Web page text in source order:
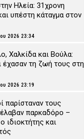
Ηλεία: 31χρονη
υπέστη κάταγμα στον
2026 23:34
Χαλκίδα και Βούλα:
έχασαν τη ζωή τους στη
2026 23:19
παρίσταναν τους
παρκαδόρο –
ιδιοκτήτης και